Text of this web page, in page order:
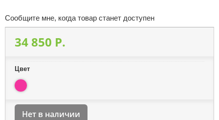
Сообщите мне, когда товар станет доступен
34 850 P.
Цвет
Нет в наличии